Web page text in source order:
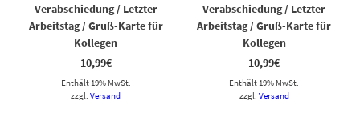
Verabschiedung / Letzter
Arbeitstag / Gruß-Karte für
Kollegen
10,99€
Enthält 19% MwSt.
zzgl.Versand
Verabschiedung / Letzter
Arbeitstag / Gruß-Karte für
Kollegen
10,99€
Enthält 19% MwSt.
zzgl. Versand